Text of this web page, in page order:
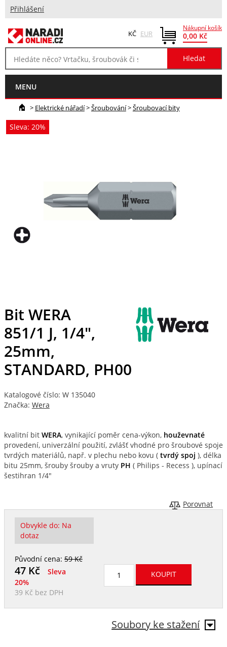
Přihlášení
Nákupní košík
0,00 Kč
KČ EUR
MENU
> Elektrické nářadí>Šroubování>Šroubovací bity
Sleva: 20%
Bit WERA
851/1 J, 1/4",
25mm,
STANDARD, PH00
Katalogové číslo: W 135040
Značka: Wera
kvalitní bit WERA, vynikající poměr cena-výkon, houževnaté
provedení, univerzální použití, zvlášť vhodné pro šroubové spoje
tvrdých materiálů, např. v plechu nebo kovu (tvrdý spoj ), délka
bitu 25mm, šrouby šrouby a vruty PH ( Philips - Recess ), upínací
šestihran 1/4"
Porovnat
Obvykle do: Na
dotaz
Původní cena:59 Kč
47Kč
Sleva
20%
39 Kč bez DPH
Soubory ke stažení